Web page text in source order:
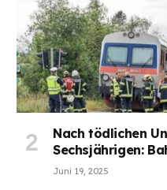
Nach tödlichen
Sechsjährigen:
Juni 19, 2025